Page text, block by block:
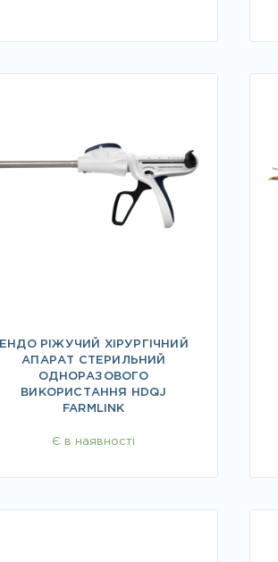
ЕНДО РІЖУЧИЙ ХІРУРГІЧНИЙ
АПАРАТ СТЕРИЛЬНИЙ
ОДНОРАЗОВОГО
ВИКОРИСТАННЯ HDQJ
FARMLINK
Є в наявності